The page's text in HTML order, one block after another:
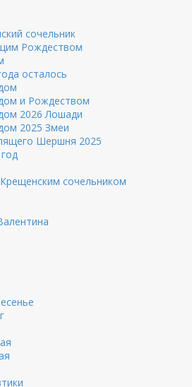
сочельник
Рождеством
осталось
и Рождеством
2026 Лошади
2025 Змеи
Шершня 2025
сочельником